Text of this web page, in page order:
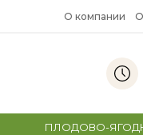
О компании
ПЛОДОВО-